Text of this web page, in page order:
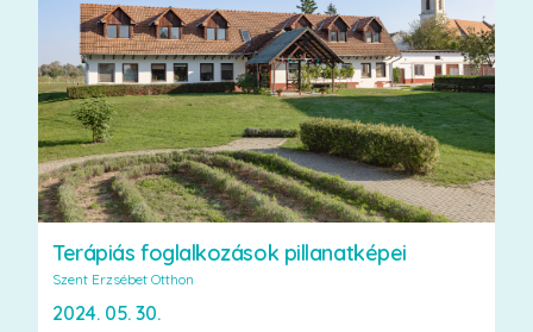
Terápiás foglalkozások pillanatképei
Szent Erzsébet Otthon
2024. 05. 30.